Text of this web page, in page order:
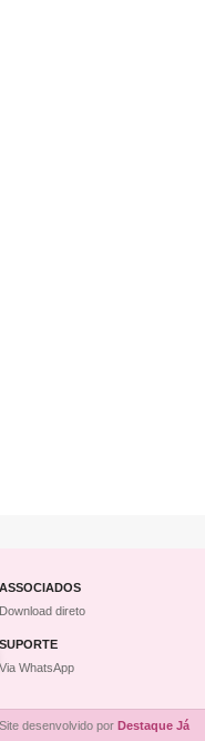
ASSOCIADOS
Download direto
SUPORTE
Via WhatsApp
desenvolvido por Destaque Já